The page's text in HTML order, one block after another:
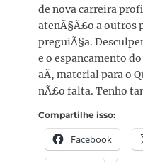
de nova carreira
atenÃ§Ã£o a outros
preguiÃ§a.
e o espancamento
aÃ­, material para o
nÃ£o falta. Tenho
Compartilhe isso:
Facebook